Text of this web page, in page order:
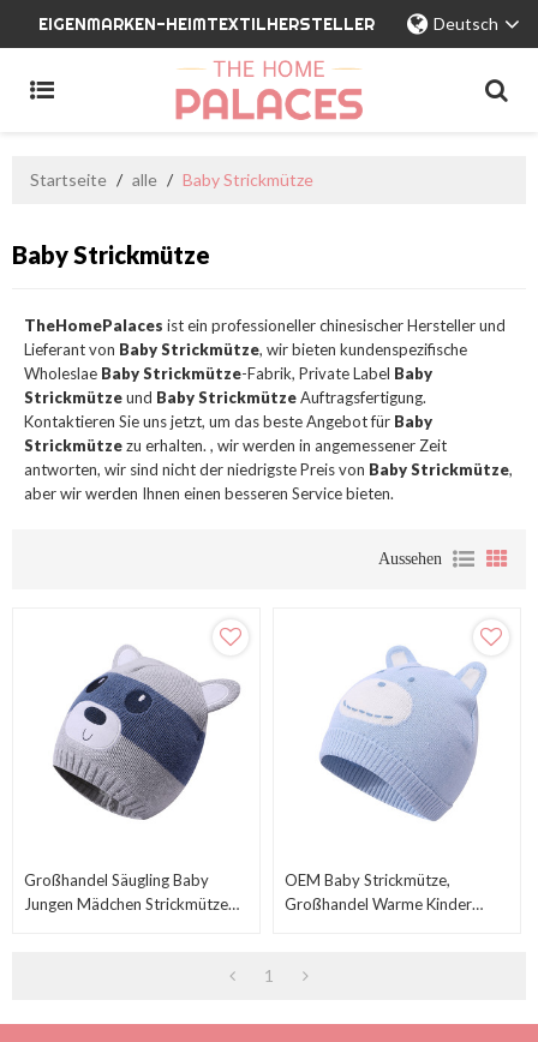
EIGENMARKEN-HEIMTEXTILHERSTELLER Deutsch
Startseite / alle / Baby Strickmütze
Baby Strickmütze
TheHomePalaces ist ein professioneller chinesischer Hersteller und
Lieferant von Baby Strickmütze, wir bieten kundenspezifische
Wholeslae Baby Strickmütze-Fabrik, Private Label Baby
Strickmützeund Baby StrickmützeAuftragsfertigung.
Kontaktieren Sie uns jetzt, um das beste Angebot für Baby
Strickmützezu erhalten. , wir werden in angemessener Zeit
antworten, wir sind nicht der niedrigste Preis von Baby Strickmütze,
aber wir werden Ihnen einen besseren Service bieten.
Aussehen
Großhandel Säugling Baby
Jungen Mädchen Strickmütze
OEM Baby Strickmütze,
Großhandel Warme Kinder
1